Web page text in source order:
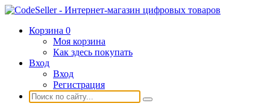
Корзина 0
Моя корзина
Как здесь покупать
Вход
Вход
Регистрация